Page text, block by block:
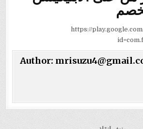
https://
Author: